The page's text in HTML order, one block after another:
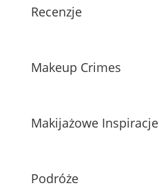
Recenzje
Makeup Crimes
Makijażowe Inspiracje
Podróże